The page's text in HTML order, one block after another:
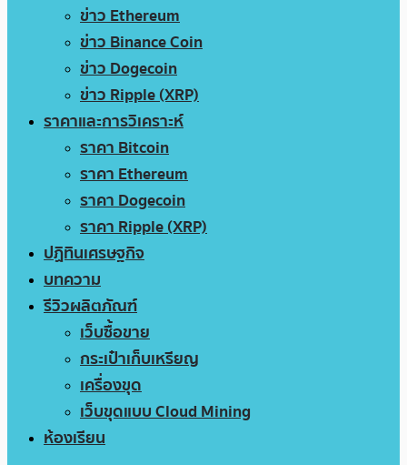
ข่าว Ethereum
ข่าว Binance Coin
ข่าว Dogecoin
ข่าว Ripple (XRP)
ราคาและการวิเคราะห์
ราคา Bitcoin
ราคา Ethereum
ราคา Dogecoin
ราคา Ripple (XRP)
ปฏิทินเศรษฐกิจ
บทความ
รีวิวผลิตภัณฑ์
เว็บซื้อขาย
กระเป๋าเก็บเหรียญ
เครื่องขุด
เว็บขุดแบบ Cloud Mining
ห้องเรียน